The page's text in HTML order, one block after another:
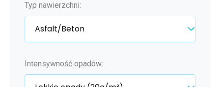
Typ nawierzchni:
Intensywność opadów: